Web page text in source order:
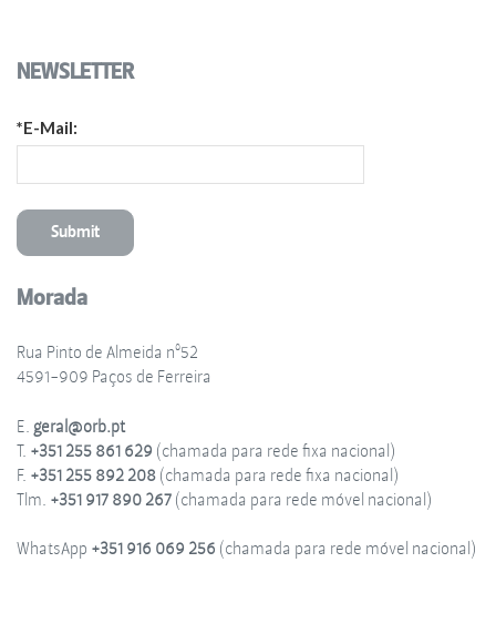
NEWSLETTER
*E-Mail:
Morada
Rua Pinto de Almeida nº52
4591-909 Paços de Ferreira
E. geral@orb.pt
T. +351 255 861 629 (chamada para rede fixa nacional)
F. +351 255 892 208(chamada para rede fixa nacional)
Tlm. +351 917 890 267(chamada para rede móvel nacional)
WhatsApp +351 916 069 256 (chamada para rede móvel nacional)